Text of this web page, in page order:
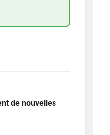
de nouvelles